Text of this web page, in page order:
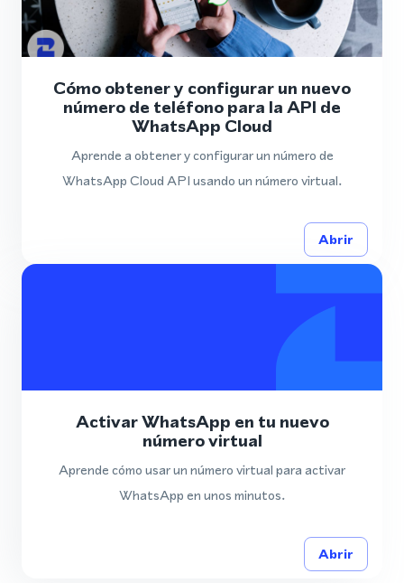
Cómo obtener y configurar un nuevo
número de teléfono para la API de
WhatsApp Cloud
Aprende a obtener y configurar un número de
WhatsApp Cloud API usando un número virtual.
Abrir
Activar WhatsApp en tu nuevo
número virtual
Aprende cómo usar un número virtual para activar
WhatsApp en unos minutos.
Abrir